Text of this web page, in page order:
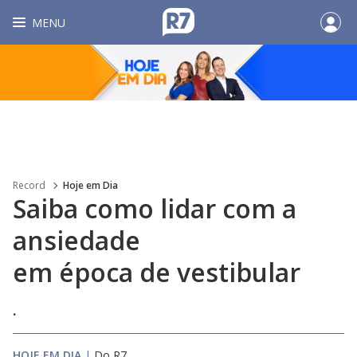
MENU
Record Hoje em Dia
Saiba como lidar com a
ansiedade
em época de vestibular
.